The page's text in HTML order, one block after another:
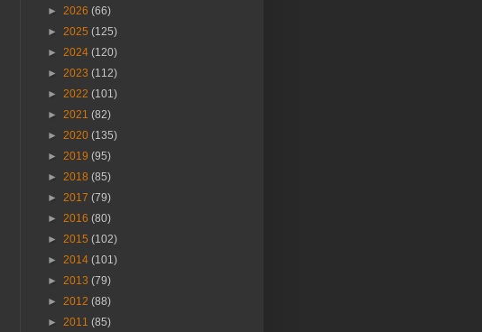
► 2026 (66)
► 2025 (125)
► 2024 (120)
► 2023 (112)
► 2022 (101)
► 2021 (82)
► 2020 (135)
► 2019 (95)
► 2018 (85)
► 2017 (79)
► 2016 (80)
► 2015 (102)
► 2014 (101)
► 2013 (79)
► 2012 (88)
► 2011 (85)